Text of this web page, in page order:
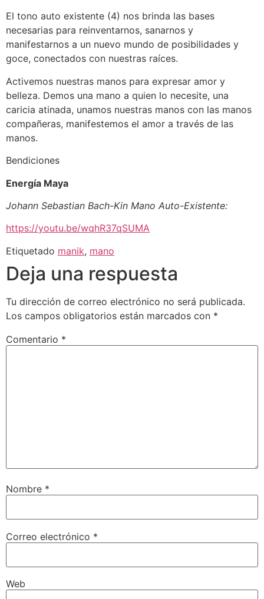
El tono auto existente (4) nos brinda las bases
necesarias para reinventarnos, sanarnos y
manifestarnos a un nuevo mundo de posibilidades y
goce, conectados con nuestras raíces.
Activemos nuestras manos para expresar amor y
belleza. Demos una mano a quien lo necesite, una
caricia atinada, unamos nuestras manos con las manos
compañeras, manifestemos el amor a través de las
manos.
Bendiciones
Energía Maya
Johann Sebastian Bach-Kin Mano Auto-Existente:
https://youtu.be/wqhR37qSUMA
Etiquetado manik, mano
Deja una respuesta
Tu dirección de correo electrónico no será publicada.
Los campos obligatorios están marcados con *
Comentario *
Nombre *
Correo electrónico *
Web